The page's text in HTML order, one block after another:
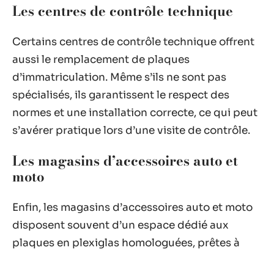
Les centres de contrôle technique
Certains centres de contrôle technique offrent
aussi le remplacement de plaques
d’immatriculation. Même s’ils ne sont pas
spécialisés, ils garantissent le respect des
normes et une installation correcte, ce qui peut
s’avérer pratique lors d’une visite de contrôle.
Les magasins d’accessoires auto et
moto
Enfin, les magasins d’accessoires auto et moto
disposent souvent d’un espace dédié aux
plaques en plexiglas homologuées, prêtes à